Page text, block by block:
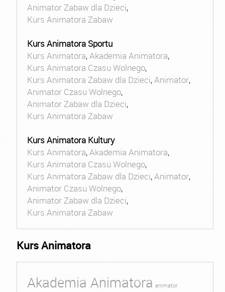
Animator Zabaw dla Dzieci,
Kurs Animatora Zabaw
Kurs Animatora Sportu
Kurs Animatora,Akademia Animatora,
Kurs Animatora Czasu Wolnego,
Kurs Animatora Zabaw dla Dzieci,Animator,
Animator Czasu Wolnego,
Animator Zabaw dla Dzieci,
Kurs Animatora Zabaw
Kurs Animatora Kultury
Kurs Animatora,Akademia Animatora,
Kurs Animatora Czasu Wolnego,
Kurs Animatora Zabaw dla Dzieci,Animator,
Animator Czasu Wolnego,
Animator Zabaw dla Dzieci,
Kurs Animatora Zabaw
Kurs Animatora
Akademia Animatora animator